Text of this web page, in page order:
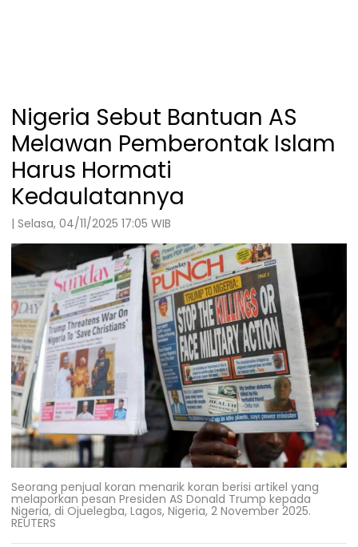
Nigeria Sebut Bantuan AS
Melawan Pemberontak Islam
Harus Hormati
Kedaulatannya
| Selasa, 04/11/2025 17:05 WIB
Seorang penjual koran menarik koran berisi artikel yang
melaporkan pesan Presiden AS Donald Trump kepada
Nigeria, di Ojuelegba, Lagos, Nigeria, 2 November 2025.
REUTERS